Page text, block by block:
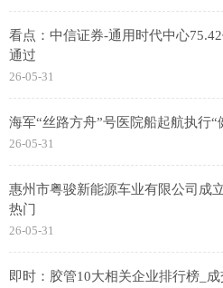
看点：中信证券-通用时代中心
通过
26-05-31
海军“丝路方舟”号医院船起航执行
26-05-31
惠州市粤骏新能源车业有限公司成
热门
26-05-31
即时：胶管10大相关企业排行榜_